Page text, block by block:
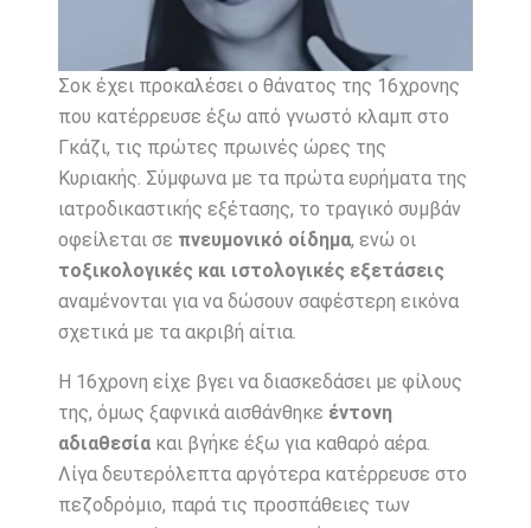
Σοκ έχει προκαλέσει ο θάνατος της 16χρονης
που κατέρρευσε έξω από γνωστό κλαμπ στο
Γκάζι, τις πρώτες πρωινές ώρες της
Κυριακής. Σύμφωνα με τα πρώτα ευρήματα της
ιατροδικαστικής εξέτασης, το τραγικό συμβάν
οφείλεται σε πνευμονικό οίδημα, ενώ οι
τοξικολογικές και ιστολογικές εξετάσεις
αναμένονται για να δώσουν σαφέστερη εικόνα
σχετικά με τα ακριβή αίτια.
Η 16χρονη είχε βγει να διασκεδάσει με φίλους
της, όμως ξαφνικά αισθάνθηκε έντονη
αδιαθεσίακαι βγήκε έξω για καθαρό αέρα.
Λίγα δευτερόλεπτα αργότερα κατέρρευσε στο
πεζοδρόμιο, παρά τις προσπάθειες των